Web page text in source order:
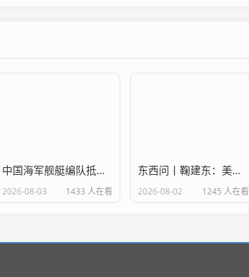
中国海军舰艇编队抵达印度尼西亚进行友好访问
2026-08-03 1433 人在看
东西问丨鞠建东：美国为何把关税变“政治工具”？
2026-08-02 1245 人在看